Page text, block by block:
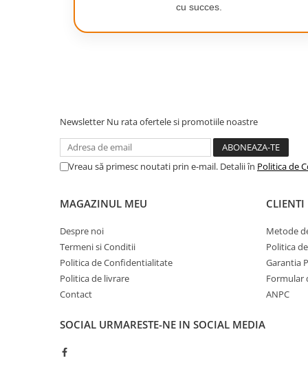
Centuri de Slabit
TV, Audio-Video & Foto
Accesorii foto & video
Boxe Portabile
Dispozitive Spionaj
Videoproiectoare
cu succes.
Newsletter Nu rata ofertele si promotiile noastre
Vreau să primesc noutati prin e-mail. Detalii în Politica de
MAGAZINUL MEU
Despre noi
Termeni si Conditii
Politica de Confidentialitate
Politica de livrare
Contact
CLIENTI
Metode
Politica
Garantia
Formular
ANPC
SOCIAL URMARESTE-NE IN SOCIAL MEDIA